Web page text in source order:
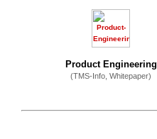
Product Engineering
(TMS-Info, Whitepaper)